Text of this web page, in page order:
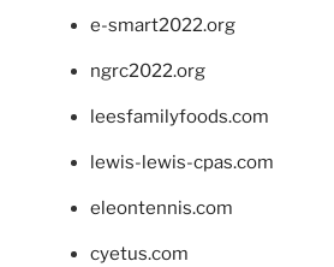
e-smart2022.org
ngrc2022.org
leesfamilyfoods.com
lewis-lewis-cpas.com
eleontennis.com
cyetus.com